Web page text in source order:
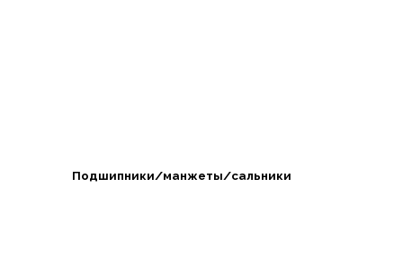
Подшипники/манжеты/сальники